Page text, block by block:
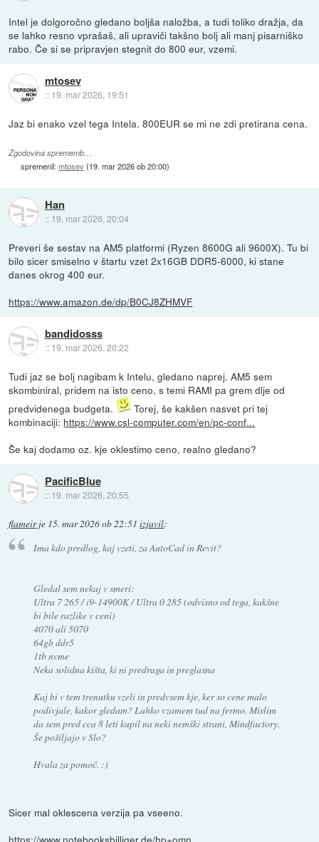
Intel je dolgoročno gledano boljša naložba, a tudi toliko dražja, da
se lahko resno vprašaš, ali upraviči takšno bolj ali manj pisarniško
rabo. Če si se pripravjen stegnit do 800 eur, vzemi.
mtosev
:: 19. mar 2026, 19:51
Jaz bi enako vzel tega Intela. 800EUR se mi ne zdi pretirana cena.
Zgodovina sprememb…
spremenil:mtosev(19. mar 2026 ob 20:00)
Han
:: 19. mar 2026, 20:04
Preveri še sestav na AM5 platformi (Ryzen 8600G ali 9600X). Tu bi
bilo sicer smiselno v štartu vzet 2x16GB DDR5-6000, ki stane
danes okrog 400 eur.
https://www.amazon.de/dp/B0CJ8ZHMVF
bandidosss
:: 19. mar 2026, 20:22
Tudi jaz se bolj nagibam k Intelu, gledano naprej. AM5 sem
skombiniral, pridem na isto ceno, s temi RAMI pa grem dlje od
predvidenega budgeta.
Torej, še kakšen nasvet pri tej
kombinaciji: https://www.csl-computer.com/en/pc-conf...
Še kaj dodamo oz. kje oklestimo ceno, realno gledano?
PacificBlue
:: 19. mar 2026, 20:55
flameirje 15. mar 2026 ob 22:51 izjavil:
Ima kdo predlog, kaj vzeti, za AutoCad in Revit?
Gledal sem nekaj v smeri:
Ultra 7 265 / i9-14900K / Ultra 0 285 (odvisno od tega, kakšne
bi bile razlike v ceni)
4070 ali 5070
64gb ddr5
1tb nvme
Neka solidna kišta, ki ni predraga in preglasna
Kaj bi v tem trenutku vzeli in predvsem kje, ker so cene malo
podivjale, kakor gledam? Lahko vzamem tud na fermo. Mislim
da sem pred cca 8 leti kupil na neki nemški strani, Mindfactory.
Še pošiljajo v Slo?
Hvala za pomoč. :)
Sicer mal oklescena verzija pa vseeno.
https://www.notebooksbilliger.de/hp+omn...